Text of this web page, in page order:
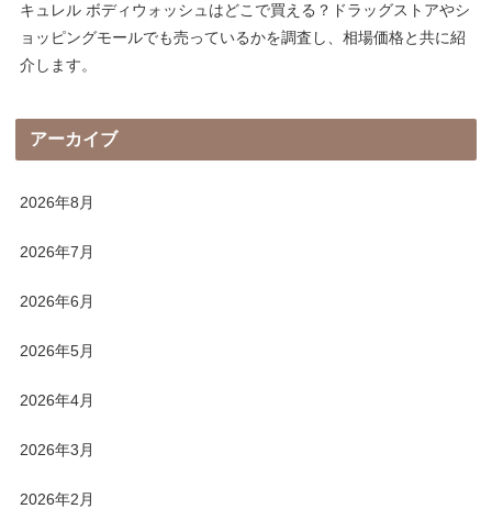
キュレル ボディウォッシュはどこで買える？ドラッグストアやシ
ョッピングモールでも売っているかを調査し、相場価格と共に紹
介します。
アーカイブ
2026年8月
2026年7月
2026年6月
2026年5月
2026年4月
2026年3月
2026年2月